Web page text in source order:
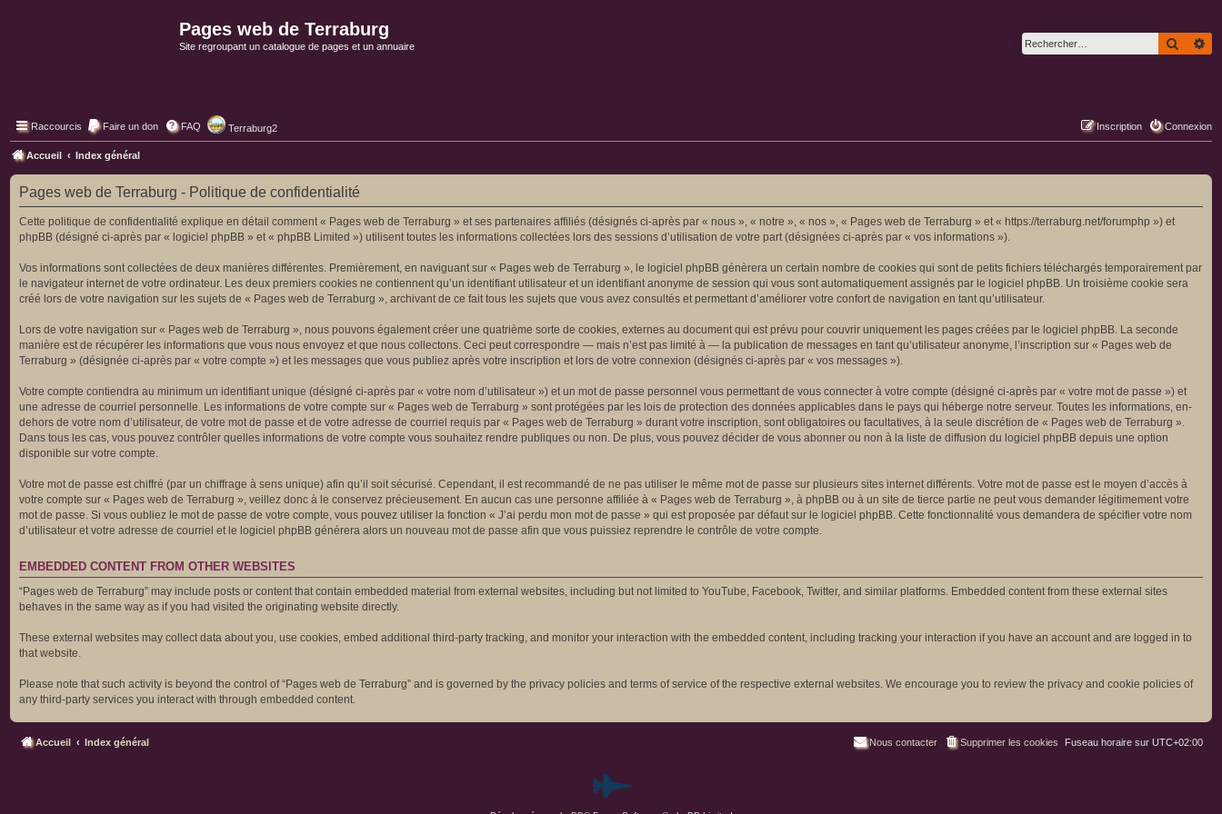
Pages web de Terraburg
Site regroupant un catalogue de pages et un annuaire
Raccourcis Faire un don FAQ Terraburg2 Connexion
Inscription
Accueil Index général
Pages web de Terraburg - Politique de confidentialité
Cette politique de confidentialité explique en détail comment « Pages web de Terraburg » et ses partenaires affiliés (désignés ci-après par « nous », « notre », « nos », « Pages web de Terraburg » et « https://terraburg.net/forumphp ») et
phpBB (désigné ci-après par « logiciel phpBB » et « phpBB Limited ») utilisent toutes les informations collectées lors des sessions d’utilisation de votre part (désignées ci-après par « vos informations »).
Vos informations sont collectées de deux manières différentes. Premièrement, en naviguant sur « Pages web de Terraburg », le logiciel phpBB génèrera un certain nombre de cookies qui sont de petits fichiers téléchargés temporairement par
le navigateur internet de votre ordinateur. Les deux premiers cookies ne contiennent qu’un identifiant utilisateur et un identifiant anonyme de session qui vous sont automatiquement assignés par le logiciel phpBB. Un troisième cookie sera
créé lors de votre navigation sur les sujets de « Pages web de Terraburg », archivant de ce fait tous les sujets que vous avez consultés et permettant d’améliorer votre confort de navigation en tant qu’utilisateur.
Lors de votre navigation sur « Pages web de Terraburg », nous pouvons également créer une quatrième sorte de cookies, externes au document qui est prévu pour couvrir uniquement les pages créées par le logiciel phpBB. La seconde
manière est de récupérer les informations que vous nous envoyez et que nous collectons. Ceci peut correspondre — mais n’est pas limité à — la publication de messages en tant qu’utilisateur anonyme, l’inscription sur « Pages web de
Terraburg » (désignée ci-après par « votre compte ») et les messages que vous publiez après votre inscription et lors de votre connexion (désignés ci-après par « vos messages »).
Votre compte contiendra au minimum un identifiant unique (désigné ci-après par « votre nom d’utilisateur ») et un mot de passe personnel vous permettant de vous connecter à votre compte (désigné ci-après par « votre mot de passe ») et
une adresse de courriel personnelle. Les informations de votre compte sur « Pages web de Terraburg » sont protégées par les lois de protection des données applicables dans le pays qui héberge notre serveur. Toutes les informations, en-
dehors de votre nom d’utilisateur, de votre mot de passe et de votre adresse de courriel requis par « Pages web de Terraburg » durant votre inscription, sont obligatoires ou facultatives, à la seule discrétion de « Pages web de Terraburg ».
Dans tous les cas, vous pouvez contrôler quelles informations de votre compte vous souhaitez rendre publiques ou non. De plus, vous pouvez décider de vous abonner ou non à la liste de diffusion du logiciel phpBB depuis une option
disponible sur votre compte.
Votre mot de passe est chiffré (par un chiffrage à sens unique) afin qu’il soit sécurisé. Cependant, il est recommandé de ne pas utiliser le même mot de passe sur plusieurs sites internet différents. Votre mot de passe est le moyen d’accès à
votre compte sur « Pages web de Terraburg », veillez donc à le conservez précieusement. En aucun cas une personne affiliée à « Pages web de Terraburg », à phpBB ou à un site de tierce partie ne peut vous demander légitimement votre
mot de passe. Si vous oubliez le mot de passe de votre compte, vous pouvez utiliser la fonction « J’ai perdu mon mot de passe » qui est proposée par défaut sur le logiciel phpBB. Cette fonctionnalité vous demandera de spécifier votre nom
d’utilisateur et votre adresse de courriel et le logiciel phpBB générera alors un nouveau mot de passe afin que vous puissiez reprendre le contrôle de votre compte.
EMBEDDED CONTENT FROM OTHER WEBSITES
“Pages web de Terraburg” may include posts or content that contain embedded material from external websites, including but not limited to YouTube, Facebook, Twitter, and similar platforms. Embedded content from these external sites
behaves in the same way as if you had visited the originating website directly.
These external websites may collect data about you, use cookies, embed additional third-party tracking, and monitor your interaction with the embedded content, including tracking your interaction if you have an account and are logged in to
that website.
Please note that such activity is beyond the control of “Pages web de Terraburg” and is governed by the privacy policies and terms of service of the respective external websites. We encourage you to review the privacy and cookie policies of
any third-party services you interact with through embedded content.
Accueil Index général Fuseau horaire sur UTC+02:00
Supprimer les cookies
Nous contacter
P